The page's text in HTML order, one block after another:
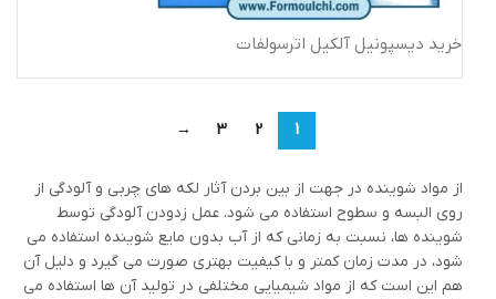
خرید دیسپونیل آلکیل اترسولفات
1
2
3
→
از مواد شوینده در جهت از بین بردن آثار لکه های چربی و آلودگی از
روی البسه و سطوح استفاده می شود. عمل زدودن آلودگی توسط
شوینده ها، نسبت به زمانی که از آب بدون مایع شوینده استفاده می
شود، در مدت زمان کمتر و با کیفیت بهتری صورت می گیرد و دلیل آن
هم این است که از مواد شیمیایی مختلفی در تولید آن ها استفاده می